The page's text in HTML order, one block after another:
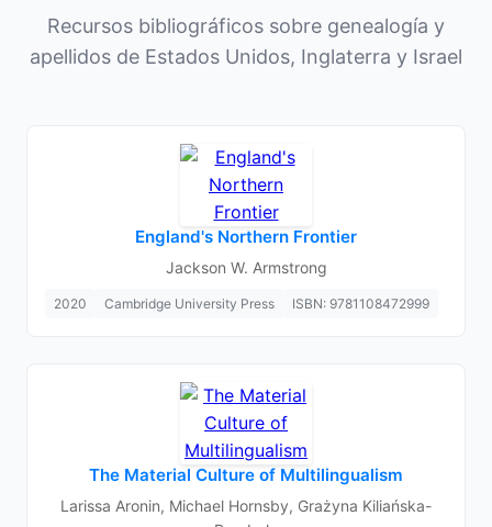
Recursos bibliográficos sobre genealogía y
apellidos de Estados Unidos, Inglaterra y Israel
England's Northern Frontier
Jackson W. Armstrong
2020 Cambridge University Press ISBN: 9781108472999
The Material Culture of Multilingualism
Larissa Aronin, Michael Hornsby, Grażyna Kiliańska-